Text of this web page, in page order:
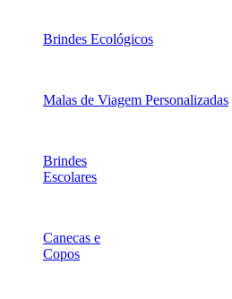
Brindes Ecológicos
Malas de Viagem Personalizadas
Brindes
Escolares
Canecas e
Copos